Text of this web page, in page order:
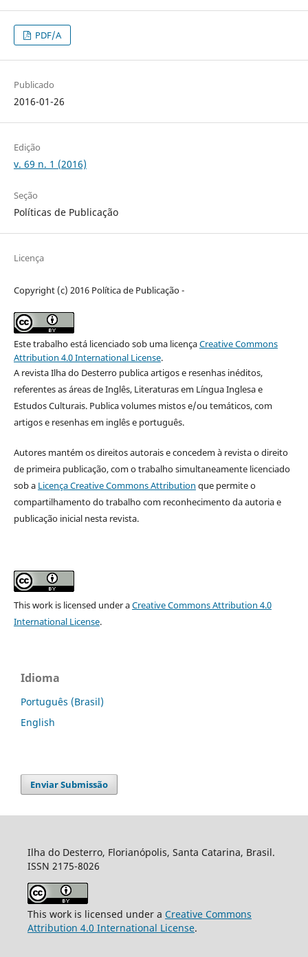
PDF/A
Publicado
2016-01-26
Edição
v. 69 n. 1 (2016)
Seção
Políticas de Publicação
Licença
Copyright (c) 2016 Política de Publicação -
Este trabalho está licenciado sob uma licençaCreative Commons
Attribution 4.0 International License.
A revista Ilha do Desterro publica artigos e resenhas inéditos,
referentes as áreas de Inglês, Literaturas em Língua Inglesa e
Estudos Culturais. Publica volumes mistos e/ou temáticos, com
artigos e resenhas em inglês e português.
Autores mantém os direitos autorais e concedem à revista o direito
de primeira publicação, com o trabalho simultaneamente licenciado
sob a Licença Creative Commons Attribution que permite o
compartilhamento do trabalho com reconhecimento da autoria e
publicação inicial nesta revista.
This work is licensed under aCreative Commons Attribution 4.0
International License.
Idioma
Português (Brasil)
English
Enviar Submissão
Ilha do Desterro, Florianópolis, Santa Catarina, Brasil.
ISSN 2175-8026
This work is licensed under a Creative Commons
Attribution 4.0 International License.